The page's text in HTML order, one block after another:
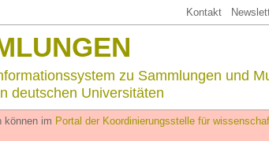
Kontakt
zu Sammlungen und
deutschen Universitäten
können im Portal der Koordinierungsstelle für